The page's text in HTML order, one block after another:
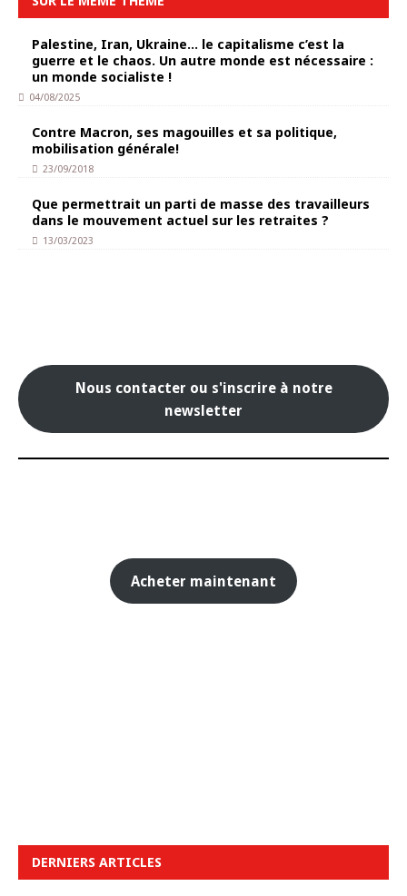
Palestine, Iran, Ukraine… le capitalisme c’est la
guerre et le chaos. Un autre monde est nécessaire :
un monde socialiste !
04/08/2025
Contre Macron, ses magouilles et sa politique,
mobilisation générale!
23/09/2018
Que permettrait un parti de masse des travailleurs
dans le mouvement actuel sur les retraites ?
13/03/2023
Nous contacter ou s'inscrire à notre
newsletter
Acheter maintenant
DERNIERS ARTICLES